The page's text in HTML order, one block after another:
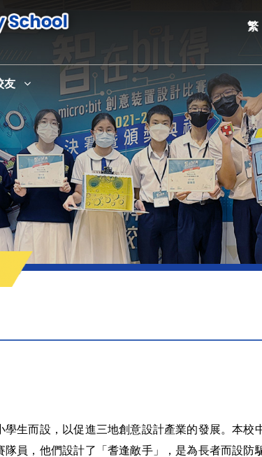
繁
友
生而設，以促進三地創意設計產業的發展。本校
員，他們設計了「耆逢敵手」，是為長者而設防